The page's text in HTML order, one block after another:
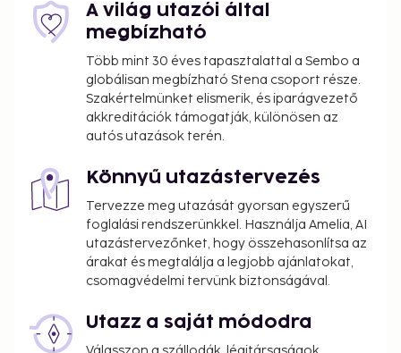
A világ utazói által
megbízható
Több mint 30 éves tapasztalattal a Sembo a
globálisan megbízható Stena csoport része.
Szakértelmünket elismerik, és iparágvezető
akkreditációk támogatják, különösen az
autós utazások terén.
Könnyű utazástervezés
Tervezze meg utazását gyorsan egyszerű
foglalási rendszerünkkel. Használja Amelia, AI
utazástervezőnket, hogy összehasonlítsa az
árakat és megtalálja a legjobb ajánlatokat,
csomagvédelmi tervünk biztonságával.
Utazz a saját módodra